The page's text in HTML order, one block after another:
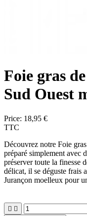
Foie gras
Sud Ouest
Price: 18,95 €
TTC
Découvrez notre Foie
préparé simplement avec
préserver toute la finesse
délicat, il se déguste frais
Jurançon moelleux pour
 